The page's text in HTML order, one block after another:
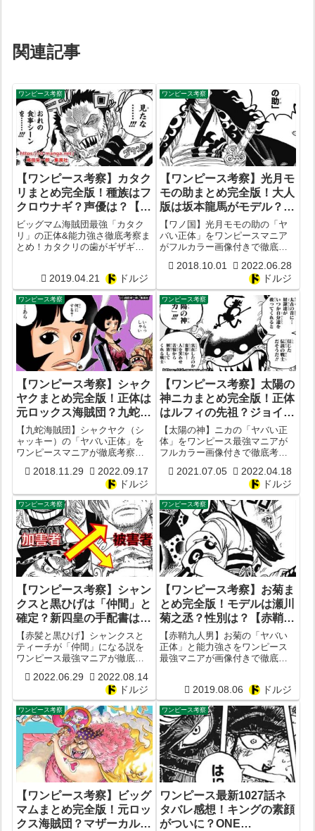
関連記事
ワンピース考察
【ワンピース考察】カタク
リまとめ完全版！種族はフ
クロウナギ？声優は？【モ
チモチの実】【能力強さま
とめ】【死亡説】【vsル
フィ戦】
ビッグマム海賊団最強「カタク
リ」の正体&能力強さ徹底考察ま
とめ！カタクリの歯がギザギザ
魔の実・モチモチの実が最強す
ぎる！カタクリvsルフィの壮絶
な戦いの結末やカタクリ死亡説
まとめ！【ワンピース考察】
2019.04.21 ドルジ
ワンピース考察
【ワンピース考察】光月モ
モの助まとめ完全版！大人
版は坂本龍馬がモデル？伏
線多すぎ？ズニーシャとの
関係は？声優CVは？悪魔
の実や強さは？【建仁寺
双龍図】
【ワノ国】光月モモの助の「ヤ
バい正体」をワンピースマニア
がフルカラー画像付きで徹底考
ミックスの伏線が多すぎ？ズニ
ーシャとの関係性は？建仁寺の
双龍図のパクリ？年齢は？声優
CVは？
2018.10.01
2022.06.28
ドルジ
ワンピース考察
【ワンピース考察】シャク
ヤクまとめ完全版！正体は
元ロックス海賊団？九蛇海
賊団船長を辞めた理由はレ
イリー？シャッキーはアマ
ゾン・リリー先々代皇帝？
【声優CV・年齢・内縁関
【九蛇海賊団】シャクヤク（シ
ャッキー）の「ヤバい正体」を
ワンピースマニアが徹底考察ま
定？アマゾン・リリー皇帝を辞
めた理由はレイリーに惚れたか
ら？声優CVは？年齢は？
2018.11.29
2022.09.17
ドルジ
ワンピース考察
【ワンピース考察】太陽の
神ニカまとめ完全版！正体
はルフィの先祖？ジョイボ
ーイ？種族はルナーリア
族？元ネタはハヌマーン？
ニケ像？ご尊顔は？伏線
は？【ヒトヒトの実 空島
笑い方 Dの一族】
【太陽の神】ニカの「ヤバい正
体」をワンピース最強マニアが
フルカラー画像付きで徹底考察
ニカの伏線が多すぎた？ルフィ
やジョイボーイとの関連性は？
種族はルナーリア族？笑い方の
ニカッ？空島との関連は？モデ
ルはニケの女神？
2021.07.05
2022.04.18
ドルジ
ワンピース考察
【ワンピース考察】シャン
クスと黒ひげは「仲間」と
確定？新四皇の手配書は
「三本傷」で結ばれてい
た？伏線はヨハネ黙示録？
【味方 クロスギルド】
【赤髪と黒ひげ】シャンクスと
ティーチが「仲間」になる説を
ワンピース最強マニアが徹底考
「三本傷」の被害者と加害者の
関係性？ヨハネ黙示録の獣に隠
された伏線とは？
2022.06.29
2022.08.14
ドルジ
ワンピース考察
【ワンピース考察】お菊ま
とめ完全版！モデルは瀬川
菊之丞？性別は？【赤鞘九
人男】【技能力強さ】
【赤鞘九人男】お菊の「ヤバい
正体」と能力強さをワンピース
最強マニアが画像付きで徹底考
だった！2019.08.06 ドルジ
ワンピース考察
【ワンピース考察】ビッグ
マムまとめ完全版！元ロッ
クス海賊団？マザーカルメ
ワンピース考察
ワンピース最新1027話ネ
タバレ感想！キングの素顔
がついに？ONE